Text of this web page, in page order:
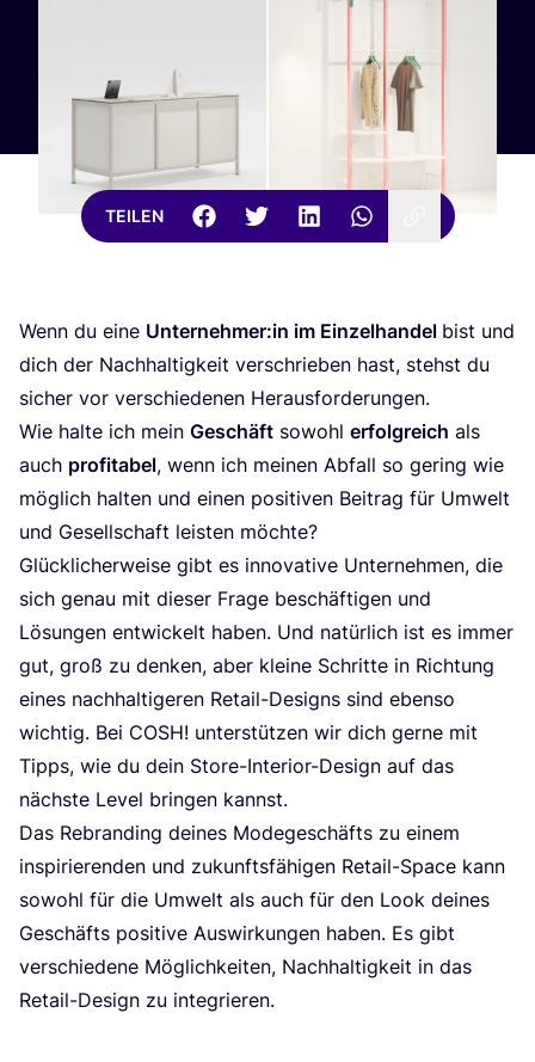
TEILEN
Wenn du eine Unternehmer:in im Ein­zel­han­del bist und
dich der Nach­hal­tig­keit ver­schrie­ben hast, stehst du
sicher vor ver­schie­de­nen Her­aus­for­de­run­gen.
Wie hal­te ich mein Geschäft sowohl erfolg­reich als
auch pro­fi­ta­bel, wenn ich mei­nen Abfall so gering wie
mög­lich hal­ten und einen posi­ti­ven Bei­trag für Umwelt
und Gesell­schaft leis­ten möch­te?
Glück­li­cher­wei­se gibt es inno­va­ti­ve Unter­neh­men, die
sich genau mit die­ser Fra­ge beschäf­ti­gen und
Lösun­gen ent­wi­ckelt haben. Und natür­lich ist es immer
gut, groß zu den­ken, aber klei­ne Schrit­te in Rich­tung
eines nach­hal­ti­ge­ren Retail-Designs sind eben­so
wich­tig. Bei COSH! unter­stüt­zen wir dich ger­ne mit
Tipps, wie du dein Store-Inte­ri­or-Design auf das
nächs­te Level brin­gen kannst.
Das Rebran­ding dei­nes Mode­ge­schäfts zu einem
inspi­rie­ren­den und zukunfts­fä­hi­gen Retail-Space kann
sowohl für die Umwelt als auch für den Look dei­nes
Geschäfts posi­ti­ve Aus­wir­kun­gen haben. Es gibt
ver­schie­de­ne Mög­lich­kei­ten, Nach­hal­tig­keit in das
Retail-Design zu integrieren.